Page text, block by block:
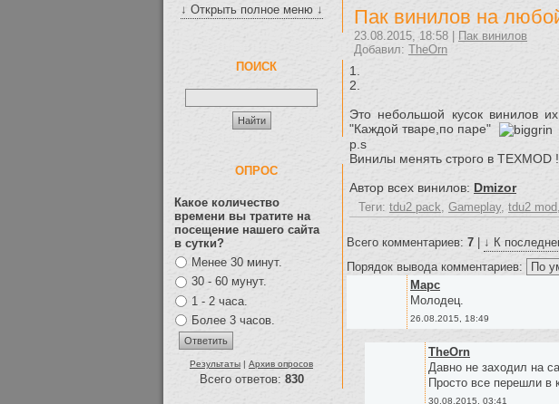
↓ Открыть полное меню ↓
ПОИСК
ОПРОС
Какое количество
времени вы тратите на
посещение нашего сайта
в сутки?
Менее 30 минут.
30 - 60 мунут.
1 - 2 часа.
Более 3 часов.
Результаты | Архив опросов
Всего ответов: 830
Пак винилов на
23.08.2015, 18:58 |
Пак винилов
Добавил: TheOrn
1.
2.
Это небольшой кусок винилов
"Каждой тваре,по паре"
p.s
Винилы менять строго в TEXMOD
Автор всех винилов: Dmizor
Теги: tdu2 pack, Gameplay, tdu2 mod,
Всего комментариев: 7
↓ К
Порядок вывода комментариев:
Mapc
Молодец.
26.08.2015, 18:49
TheOrn
Давно не заходил на
Просто все перешли в
30.08.2015, 03:41